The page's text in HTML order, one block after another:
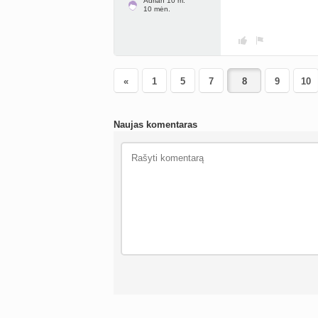
10 mėn.
« 1 5 7 9 10
Naujas komentaras